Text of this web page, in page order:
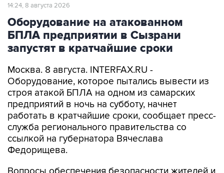
14:24, 8 августа 2026
Оборудование на атакованном
БПЛА предприятии в Сызрани
запустят в кратчайшие сроки
Москва. 8 августа. INTERFAX.RU -
Оборудование, которое пытались вывести из
строя атакой БПЛА на одном из самарских
предприятий в ночь на субботу, начнет
работать в кратчайшие сроки, сообщает пресс-
служба регионального правительства со
ссылкой на губернатора Вячеслава
Федорищева.